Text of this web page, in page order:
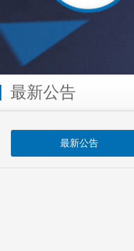
最新公告
最新公告